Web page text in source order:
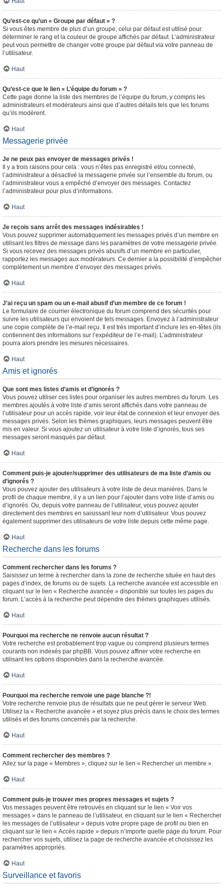
Qu’est-ce qu’un « Groupe par défaut » ?
Si vous êtes membre de plus d’un groupe, celui par défaut est utilisé pour
déterminer le rang et la couleur de groupe affichés par défaut. L’administrateur
peut vous permettre de changer votre groupe par défaut via votre panneau de
l’utilisateur.
Haut
Qu’est-ce que le lien « L’équipe du forum » ?
Cette page donne la liste des membres de l’équipe du forum, y compris les
administrateurs et modérateurs ainsi que d’autres détails tels que les forums
qu’ils modèrent.
Haut
Messagerie privée
Je ne peux pas envoyer de messages privés !
Il y a trois raisons pour cela : vous n’êtes pas enregistré et/ou connecté,
l’administrateur a désactivé la messagerie privée sur l’ensemble du forum, ou
l’administrateur vous a empêché d’envoyer des messages. Contactez
l’administrateur pour plus d’informations.
Haut
Je reçois sans arrêt des messages indésirables !
Vous pouvez supprimer automatiquement les messages privés d’un membre en
utilisant les filtres de message dans les paramètres de votre messagerie privée.
Si vous recevez des messages privés abusifs d’un membre en particulier,
rapportez les messages aux modérateurs. Ce dernier a la possibilité d’empêcher
complètement un membre d’envoyer des messages privés.
Haut
J’ai reçu un spam ou un e-mail abusif d’un membre de ce forum !
Le formulaire de courrier électronique du forum comprend des sécurités pour
suivre les utilisateurs qui envoient de tels messages. Envoyez à l’administrateur
une copie complète de l’e-mail reçu. Il est très important d’inclure les en-têtes (ils
contiennent des informations sur l’expéditeur de l’e-mail). L’administrateur
pourra alors prendre les mesures nécessaires.
Haut
Amis et ignorés
Que sont mes listes d’amis et d’ignorés ?
Vous pouvez utiliser ces listes pour organiser les autres membres du forum. Les
membres ajoutés à votre liste d’amis seront affichés dans votre panneau de
l’utilisateur pour un accès rapide, voir leur état de connexion et leur envoyer des
messages privés. Selon les thèmes graphiques, leurs messages peuvent être
mis en valeur. Si vous ajoutez un utilisateur à votre liste d’ignorés, tous ses
messages seront masqués par défaut.
Haut
Comment puis-je ajouter/supprimer des utilisateurs de ma liste d’amis ou
d’ignorés ?
Vous pouvez ajouter des utilisateurs à votre liste de deux manières. Dans le
profil de chaque membre, il y a un lien pour l’ajouter dans votre liste d’amis ou
d’ignorés. Ou, depuis votre panneau de l’utilisateur, vous pouvez ajouter
directement des membres en saisissant leur nom d’utilisateur. Vous pouvez
également supprimer des utilisateurs de votre liste depuis cette même page.
Haut
Recherche dans les forums
Comment rechercher dans les forums ?
Saisissez un terme à rechercher dans la zone de recherche située en haut des
pages d’index, de forums ou de sujets. La recherche avancée est accessible en
cliquant sur le lien « Recherche avancée » disponible sur toutes les pages du
forum. L’accès à la recherche peut dépendre des thèmes graphiques utilisés.
Haut
Pourquoi ma recherche ne renvoie aucun résultat ?
Votre recherche est probablement trop vague ou comprend plusieurs termes
courants non indexés par phpBB. Vous pouvez affiner votre recherche en
utilisant les options disponibles dans la recherche avancée.
Haut
Pourquoi ma recherche renvoie une page blanche ?!
Votre recherche renvoie plus de résultats que ne peut gérer le serveur Web.
Utilisez la « Recherche avancée » et soyez plus précis dans le choix des termes
utilisés et des forums concernés par la recherche.
Haut
Comment rechercher des membres ?
Allez sur la page « Membres », cliquez sur le lien « Rechercher un membre ».
Haut
Comment puis-je trouver mes propres messages et sujets ?
Vos messages peuvent être retrouvés en cliquant sur le lien « Voir vos
messages » dans le panneau de l’utilisateur, en cliquant sur le lien « Rechercher
les messages de l’utilisateur » depuis votre propre page de profil ou bien en
cliquant sur le lien « Accès rapide » depuis n’importe quelle page du forum. Pour
rechercher vos sujets, utilisez la page de recherche avancée et choisissez les
paramètres appropriés.
Haut
Surveillance et favoris